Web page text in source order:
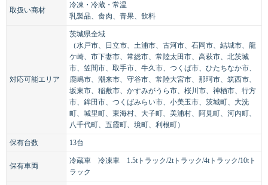
取扱い商材
冷凍・冷蔵・常温
乳製品、食肉、青果、飲料
対応可能エリア
茨城県全域
（水戸市、日立市、土浦市、古河市、石岡市、結城市、龍
ケ崎、市下妻市、常総市、常陸太田市、高萩市、北茨城
市、笠間市、取手市、牛久市、つくば市、ひたちなか市、
鹿嶋市、潮来市、守谷市、常陸大宮市、那珂市、筑西市、
坂東市、稲敷市、かすみがうら市、桜川市、神栖市、行方
市、鉾田市、つくばみらい市、小美玉市、茨城町、大洗
町、城里町、東海村、大子町、美浦村、阿見町、河内町、
八千代町、五霞町、境町、利根町）
保有台数 13台
保有車両
冷蔵車 冷凍車 1.5tトラック/2tトラック/4tトラック/10tト
ラック